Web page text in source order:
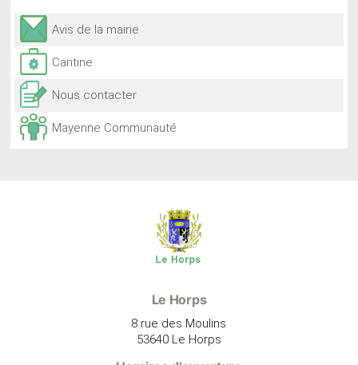
Avis de la mairie
Cantine
Nous contacter
Mayenne Communauté
Le Horps
8 rue des Moulins
53640 Le Horps